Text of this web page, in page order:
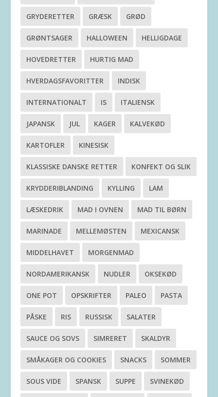
GRYDERETTER GRÆSK GRØD
GRØNTSAGER HALLOWEEN HELLIGDAGE
HOVEDRETTER HURTIG MAD
HVERDAGSFAVORITTER INDISK
INTERNATIONALT IS ITALIENSK
JAPANSK JUL KAGER KALVEKØD
KARTOFLER KINESISK
KLASSISKE DANSKE RETTER KONFEKT OG SLIK
KRYDDERIBLANDING KYLLING LAM
LÆSKEDRIK MAD I OVNEN MAD TIL BØRN
MARINADE MELLEMØSTEN MEXICANSK
MIDDELHAVET MORGENMAD
NORDAMERIKANSK NUDLER OKSEKØD
ONE POT OPSKRIFTER PALEO PASTA
PÅSKE RIS RUSSISK SALATER
SAUCE OG SOVS SIMRERET SKALDYR
SMÅKAGER OG COOKIES SNACKS SOMMER
SOUS VIDE SPANSK SUPPE SVINEKØD